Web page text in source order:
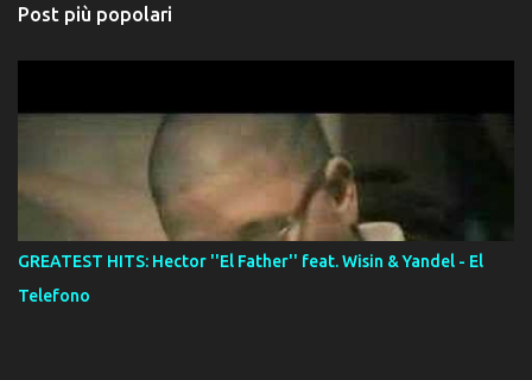
Post più popolari
GREATEST HITS: Hector ''El Father'' feat. Wisin & Yandel - El
Telefono